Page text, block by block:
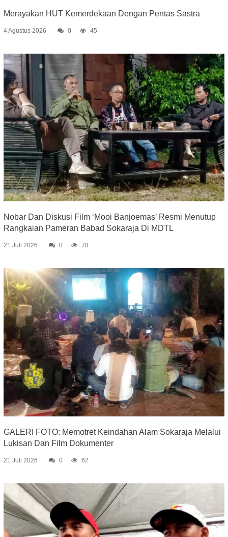
Merayakan HUT Kemerdekaan Dengan Pentas Sastra
4 Agustus 2026 0 45
Nobar Dan Diskusi Film ‘Mooi Banjoemas’ Resmi Menutup
Rangkaian Pameran Babad Sokaraja Di MDTL
21 Juli 2026 0 78
GALERI FOTO: Memotret Keindahan Alam Sokaraja Melalui
Lukisan Dan Film Dokumenter
21 Juli 2026 0 62